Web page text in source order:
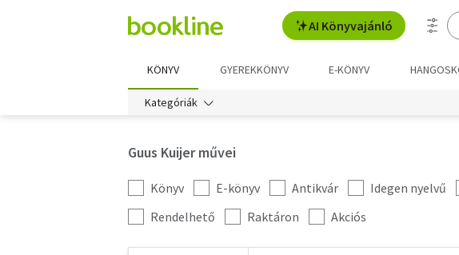
AI Könyvajánló
KÖNYV GYEREKKÖNYV E-KÖNYV
Kategóriák
Guus Kuijer művei
Kategória
szűrés
Könyv E-könyv Antikvár Idegen nyelvű
További
szűrők
Rendelhető Raktáron Akciós